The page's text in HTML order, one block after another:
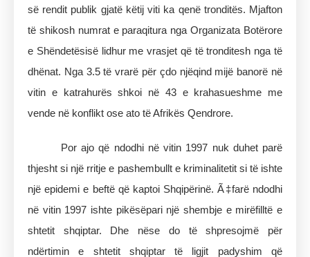
së rendit publik gjatë këtij viti ka qenë tronditës. Mjafton
të shikosh numrat e paraqitura nga Organizata Botërore
e Shëndetësisë lidhur me vrasjet që të tronditesh nga të
dhënat. Nga 3.5 të vrarë për çdo njëqind mijë banorë në
vitin e katrahurës shkoi në 43 e krahasueshme me
vende në konflikt ose ato të Afrikës Qendrore.
Por ajo që ndodhi në vitin 1997 nuk duhet parë
thjesht si një rritje e pashembullt e kriminalitetit si të ishte
një epidemi e beftë që kaptoi Shqipërinë. Ã‡farë ndodhi
në vitin 1997 ishte pikësëpari një shembje e mirëfilltë e
shtetit shqiptar. Dhe nëse do të shpresojmë për
ndërtimin e shtetit shqiptar të ligjit padyshim që